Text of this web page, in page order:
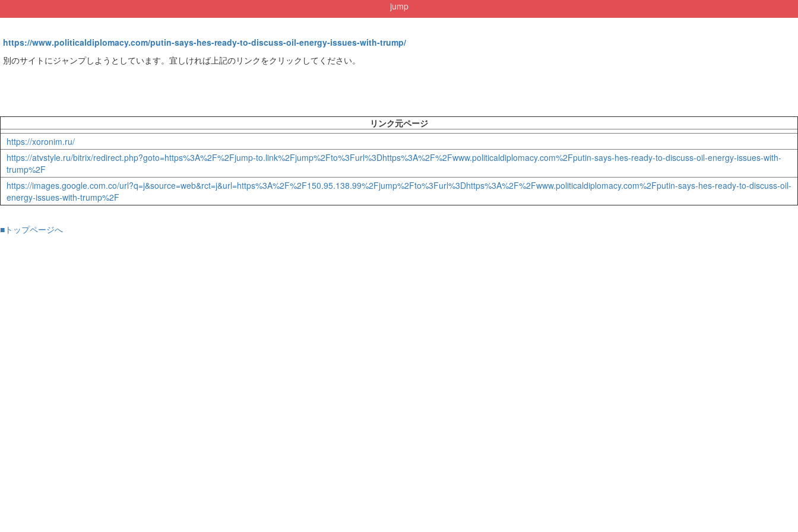
jump
https://www.politicaldiplomacy.com/putin-says-hes-ready-to-discuss-oil-energy-issues-with-trump/
別のサイトにジャンプしようとしています。宜しければ上記のリンクをクリックしてください。
リンク元ページ
https://xoronim.ru/
https://atvstyle.ru/bitrix/redirect.php?goto=https%3A%2F%2Fjump-to.link%2Fjump%2Fto%3Furl%3Dhttps%3A%2F%2Fwww.politicaldiplomacy.com%2Fputin-says-hes-ready-to-discuss-oil-energy-issues-with-
trump%2F
https://images.google.com.co/url?q=j&source=web&rct=j&url=https%3A%2F%2F150.95.138.99%2Fjump%2Fto%3Furl%3Dhttps%3A%2F%2Fwww.politicaldiplomacy.com%2Fputin-says-hes-ready-to-discuss-oil-
energy-issues-with-trump%2F
■トップページへ